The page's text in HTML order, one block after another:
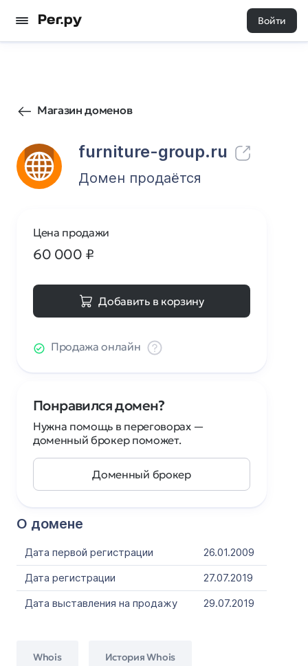
Войти
Магазин доменов
furniture-group.ru
38 0
Домен продаётся
О домене
Дата первой регистрации
26.01.2009
Дата регистрации
27.07.2019
Дата выставления на продажу
29.07.2019
Whois История Whois
Цена продажи
60 000 ₽
Добавить в корзину
Продажа онлайн
Понравился домен?
Нужна помощь в переговорах —
доменный брокер поможет.
Доменный брокер